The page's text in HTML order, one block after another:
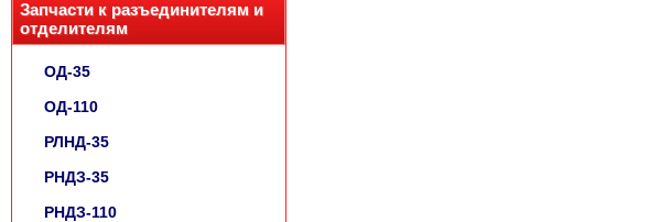
Запчасти к разъединителям и
отделителям
ОД-35
ОД-110
РЛНД-35
РНДЗ-35
РНДЗ-110